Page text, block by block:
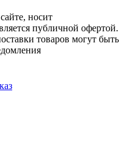
носит
публичной офертой.
товаров могут быть